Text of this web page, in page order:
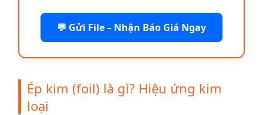
💬 Gửi File – Nhận Báo Giá Ngay
Ép kim (foil) là gì? Hiệu ứng kim
loại